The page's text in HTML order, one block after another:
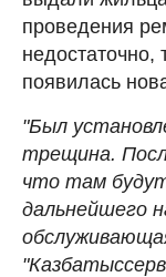
проведения
недостаточно,
появилась
"Был
трещина.
что там
дальнейшего